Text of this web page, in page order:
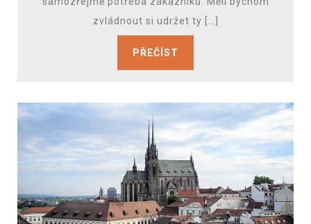
zvládnout si udržet ty […]
PŘEČÍST